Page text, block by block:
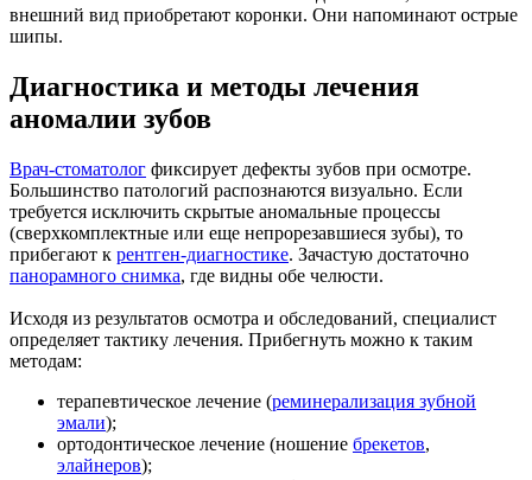
внешний вид приобретают коронки. Они напоминают острые
шипы.
Диагностика и методы лечения
аномалии зубов
Врач-стоматолог фиксирует дефекты зубов при осмотре.
Большинство патологий распознаются визуально. Если
требуется исключить скрытые аномальные процессы
(сверхкомплектные или еще непрорезавшиеся зубы), то
прибегают к рентген-диагностике. Зачастую достаточно
панорамного снимка, где видны обе челюсти.
Исходя из результатов осмотра и обследований, специалист
определяет тактику лечения. Прибегнуть можно к таким
методам:
терапевтическое лечение (реминерализация зубной
эмали);
ортодонтическое лечение (ношение брекетов,
элайнеров);